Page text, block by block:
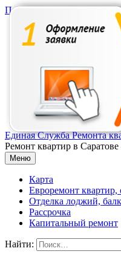
Перейти к содержимому
Единая Служба Ремонта
Ремонт квартир в
Меню
Карта
Евроремонт квартир,
Отделка лоджий,
Рассрочка
Капитальный ремонт
Найти: